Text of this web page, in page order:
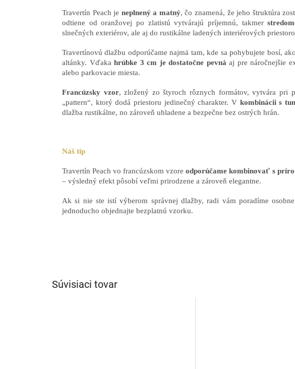
Travertín Peach je neplnený a matný, čo znamená, že jeho štruktúra
odtiene od oranžovej po zlatistú vytvárajú príjemnú, takmer
slnečných exteriérov, ale aj do rustikálne ladených interiérových
Travertínovú dlažbu odporúčame najmä tam, kde sa pohybujete bosí,
altánky. Vďakahrúbke 3 cm je dostatočne pevná aj pre náročnejšie
alebo parkovacie miesta.
Francúzsky vzor, zložený zo štyroch rôznych formátov, vytvára pri
„pattern“, ktorý dodá priestoru jedinečný charakter. V kombinácii s
dlažba rustikálne, no zároveň uhladene a bezpečne bez ostrých hrán.
Náš tip
Travertín Peach vo francúzskom vzoreodporúčame kombinovať s
– výsledný efekt pôsobí veľmi prirodzene a zároveň elegantne.
Ak si nie ste istí výberom správnej dlažby, radi vám poradíme
jednoducho objednajte bezplatnú vzorku.
Súvisiaci tovar